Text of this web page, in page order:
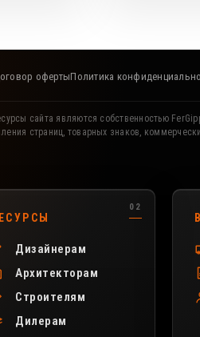
офертыПолитика
сайта являются собственностью
страниц, товарных знаков,
Дизайнерам
Архитекторам
Строителям
Дилерам